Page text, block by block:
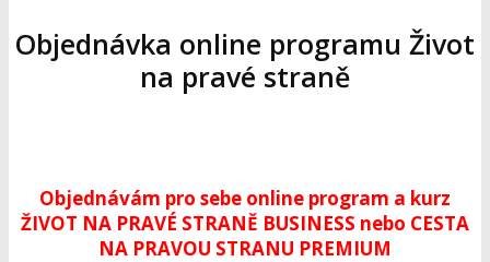
Objednávka online programu Život
na pravé straně
Objednávám pro sebe online program a kurz
ŽIVOT NA PRAVÉ STRANĚ BUSINESS nebo CESTA
NA PRAVOU STRANU PREMIUM